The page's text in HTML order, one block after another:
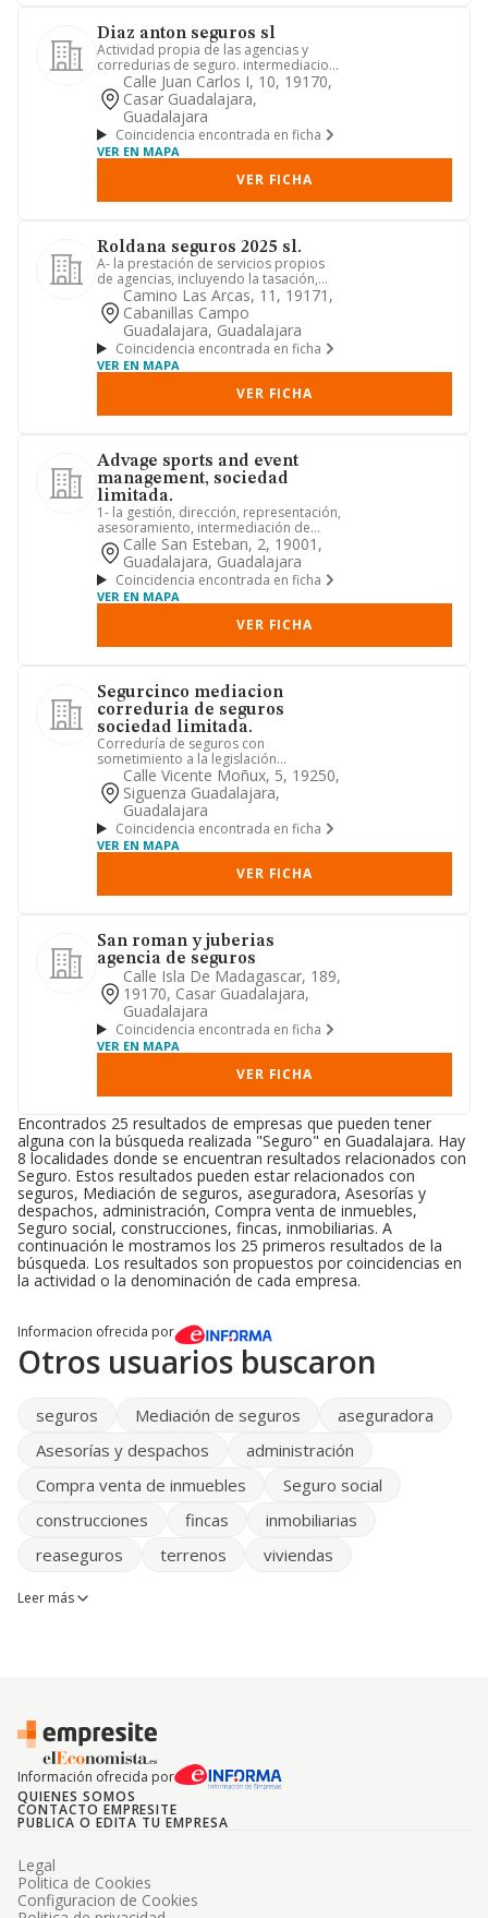
Diaz anton seguros sl
Actividad propia de las agencias y
corredurias de seguro. intermediacion
en la compra, venta o arre...
Calle Juan Carlos I, 10, 19170,
Casar Guadalajara,
Guadalajara
Coincidencia encontrada en ficha
VER EN MAPA
VER FICHA
Roldana seguros 2025 sl.
A- la prestación de servicios propios
de agencias, incluyendo la tasación,
tarificación y los servi...
Camino Las Arcas, 11, 19171,
Cabanillas Campo
Guadalajara, Guadalajara
Coincidencia encontrada en ficha
VER EN MAPA
VER FICHA
Advage sports and event
management, sociedad
limitada.
1- la gestión, dirección, representación,
asesoramiento, intermediación de
todo tipo de deportistas...
Calle San Esteban, 2, 19001,
Guadalajara, Guadalajara
Coincidencia encontrada en ficha
VER EN MAPA
VER FICHA
Segurcinco mediacion
correduria de seguros
sociedad limitada.
Correduría de seguros con
sometimiento a la legislación
específica de mediación en seguros
privados...
Calle Vicente Moñux, 5, 19250,
Siguenza Guadalajara,
Guadalajara
Coincidencia encontrada en ficha
VER EN MAPA
VER FICHA
San roman y juberias
agencia de seguros
Calle Isla De Madagascar, 189,
19170, Casar Guadalajara,
Guadalajara
Coincidencia encontrada en ficha
VER EN MAPA
VER FICHA
Encontrados 25 resultados de empresas que pueden tener
alguna con la búsqueda realizada "Seguro" en Guadalajara. Hay
8 localidades donde se encuentran resultados relacionados con
Seguro. Estos resultados pueden estar relacionados con
seguros, Mediación de seguros, aseguradora, Asesorías y
despachos, administración, Compra venta de inmuebles,
Seguro social, construcciones, fincas, inmobiliarias. A
continuación le mostramos los 25 primeros resultados de la
búsqueda. Los resultados son propuestos por coincidencias en
la actividad o la denominación de cada empresa.
Informacion ofrecida por
Otros usuarios buscaron
seguros Mediación de seguros
aseguradora
Asesorías y despachos
administración
Compra venta de inmuebles
Seguro social
construcciones
fincas
inmobiliarias
reaseguros
terrenos viviendas
Leer más
Información ofrecida por
QUIENES SOMOS
CONTACTO EMPRESITE
PUBLICA O EDITA TU EMPRESA
Legal
Politica de Cookies
Configuracion de Cookies